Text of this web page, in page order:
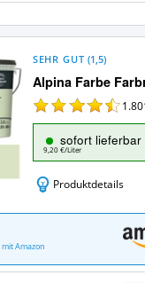
Alpina Farbe
SEHR GUT (1,5)
sofort
9,20 €/Liter
Produktdetails
mit Amazon